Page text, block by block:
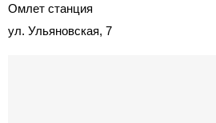
Омлет станция
ул. Ульяновская, 7